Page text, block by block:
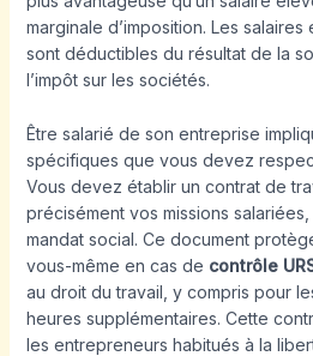
marginale d’imposition. Les
sont déductibles du résultat de la
l’impôt sur les sociétés.
Être salarié de son entreprise
spécifiques que vous devez
Vous devez établir un contrat de
précisément vos missions
mandat social. Ce document
vous-même en cas de contrôle
au droit du travail, y compris pour
heures supplémentaires. Cette
les entrepreneurs habitués à la